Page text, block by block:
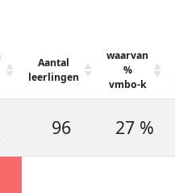
Aantal
leerlingen
waarvan
%
vmbo-k
96 27 %